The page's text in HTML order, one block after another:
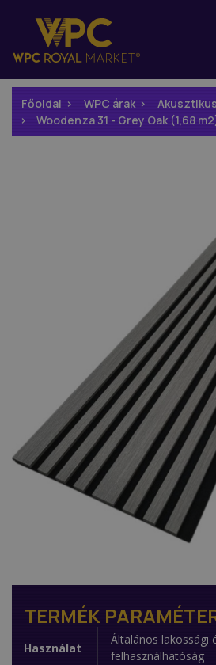
Főoldal WPC árak
Woodenza 31 - Grey Oak (1,68
TERMÉK
Használat
Általános lakossági
felhasználhatóság